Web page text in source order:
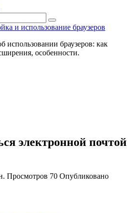
и использование браузеров
использовании браузеров: как
особенности.
электронной почтой
Просмотров 70 Опубликовано